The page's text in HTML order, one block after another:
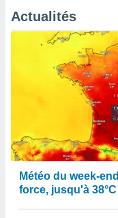
Actualités
Météo du week-
force, jusqu'à